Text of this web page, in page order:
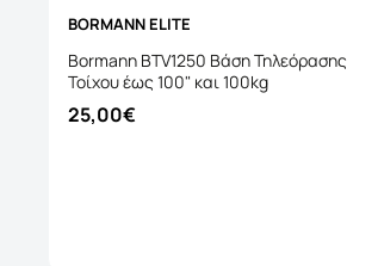
BORMANN ELITE
Bormann BTV1250 Βάση Τηλεόρασης
Τοίχου έως 100" και 100kg
25,00€